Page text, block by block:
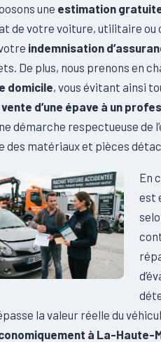
une estimation
de votre voiture, utilitaire
indemnisation
De plus, nous prenons en
domicile, vous évitant ainsi
vente d’une épave à un
démarche respectueuse de
des matériaux et pièces
En
est
la valeur réelle du
à La-Haute-